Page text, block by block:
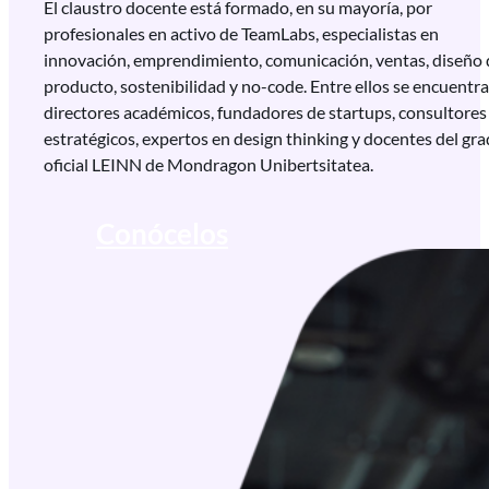
El claustro docente está formado, en su mayoría, por
profesionales en activo de TeamLabs, especialistas en
innovación, emprendimiento, comunicación, ventas, diseño
producto, sostenibilidad y no-code. Entre ellos se
directores académicos, fundadores de startups, consultores
estratégicos, expertos en design thinking y docentes del
oficial LEINN de Mondragon Unibertsitatea.